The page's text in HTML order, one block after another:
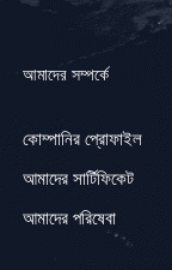
আমাদের সম্পর্কে
কোম্পানির প্রোফাইল
আমাদের সার্টিফিকেট
আমাদের পরিষেবা